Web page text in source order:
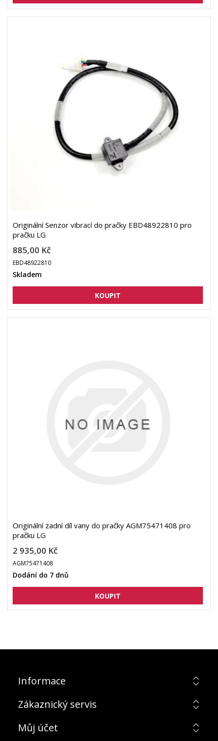
Originální Senzor vibrací do pračky EBD48922810 pro
pračku LG
885,00 Kč
EBD48922810
Skladem
Originální zadní díl vany do pračky AGM75471408 pro
pračku LG
2 935,00 Kč
AGM75471408
Dodání do 7 dnů
Informace
Zákaznický servis
Můj účet